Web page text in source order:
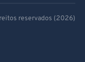
reservados (2026)